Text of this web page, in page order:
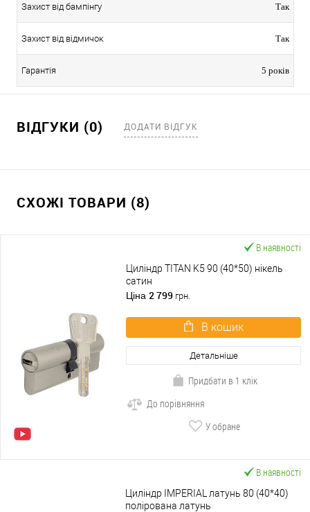
Захист від бампінгу Так
Захист від відмичок Так
Гарантія 5 років
ВІДГУКИ (0) ДОДАТИ ВІДГУК
СХОЖІ ТОВАРИ (8)
В наявності
Циліндр TITAN K5 90 (40*50) нікель
сатин
Ціна 2 799 грн.
В кошик
Детальніше
Придбати в 1 клік
До порівняння
У обране
В наявності
Циліндр IMPERIAL латунь 80 (40*40)
полірована латунь